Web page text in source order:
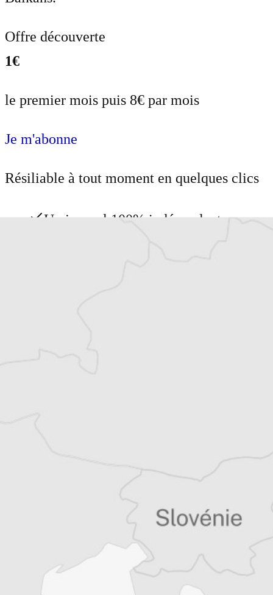
Offre découverte
1€
le premier mois puis 8€ par mois
Je m'abonne
Résiliable à tout moment en quelques clics
Un journal 100% indépendant